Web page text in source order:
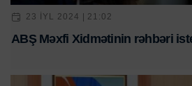
23 IYL 2024 | 21:02
ABŞ Məxfi Xidmətinin rəhbəri